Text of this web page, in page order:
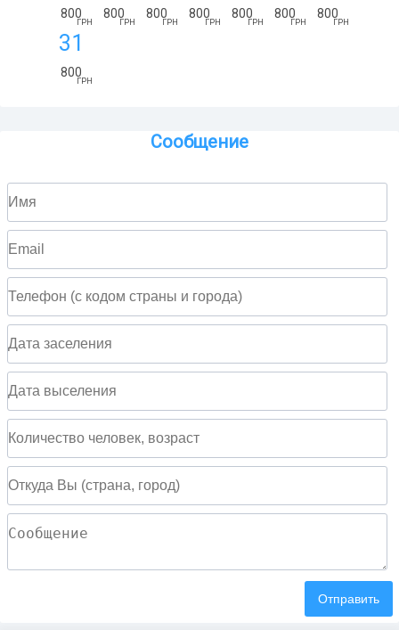
800
ГРН
800
ГРН
800
ГРН
800
ГРН
800
ГРН
800
ГРН
800
ГРН
31
800
ГРН
Сообщение